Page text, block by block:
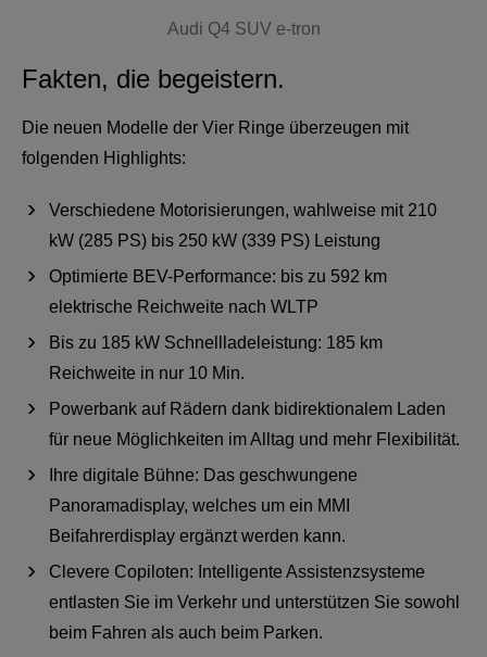
Audi Q4 SUV e-tron
Fakten, die begeistern.
Die neuen Modelle der Vier Ringe überzeugen mit
folgenden Highlights:
Verschiedene Motorisierungen, wahlweise mit 210
kW (285 PS) bis 250 kW (339 PS) Leistung
Optimierte BEV-Performance: bis zu 592 km
elektrische Reichweite nach WLTP
Bis zu 185 kW Schnellladeleistung: 185 km
Reichweite in nur 10 Min.
Powerbank auf Rädern dank bidirektionalem Laden
für neue Möglichkeiten im Alltag und mehr Flexibilität.
Ihre digitale Bühne: Das geschwungene
Panoramadisplay, welches um ein MMI
Beifahrerdisplay ergänzt werden kann.
Clevere Copiloten: Intelligente Assistenzsysteme
entlasten Sie im Verkehr und unterstützen Sie sowohl
beim Fahren als auch beim Parken.